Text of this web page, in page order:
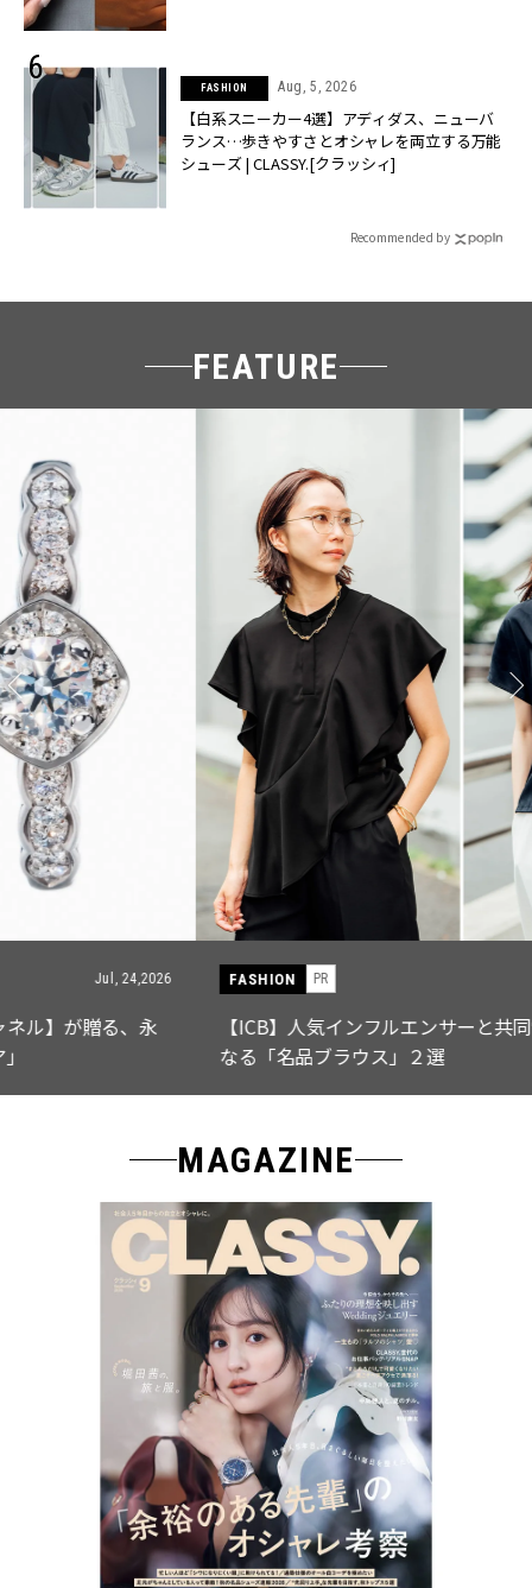
FASHION Aug, 5, 2026
【白系スニーカー4選】アディダス、ニューバ
ランス…歩きやすさとオシャレを両立する万能
シューズ | CLASSY.[クラッシィ]
Recommended by
FEATURE
FASHION PR
【ICB】人気インフルエンサーと共同制作! 週5で着たく
なる「名品ブラウス」２選
MAGAZINE